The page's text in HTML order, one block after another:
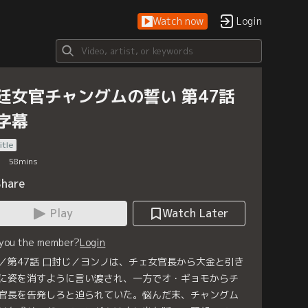
Watch now Login
女官チャングムの誓い 第47話
幕
58mins
Play
Watch Later
the member?Login
第47話 口封じ／ヨンノは、チェ女官長から大金と引き
姿を消すように言い渡され、一方でオ・ギョモからチ
長を告発しろと迫られていた。悩んだ末、チャングム